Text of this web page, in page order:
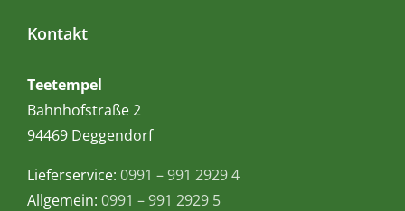
Kontakt
Teetempel
Bahnhofstraße 2
94469 Deggendorf
Lieferservice: 0991 – 991 2929 4
Allgemein: 0991 – 991 2929 5